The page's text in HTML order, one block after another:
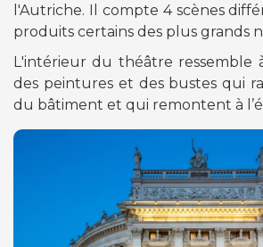
l'Autriche. Il compte 4 scènes
produits certains des plus grands
L'intérieur du théâtre ressemble
des peintures et des bustes qui
du bâtiment et qui remontent à